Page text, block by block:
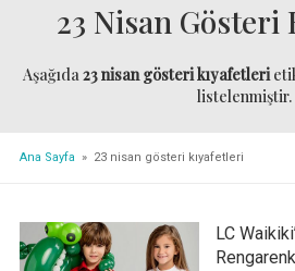
23 Nisan Gösteri
Aşağıda23 nisan gösteri kıyafetleri
listelenmiştir.
Ana Sayfa » 23 nisan gösteri kıyafetleri
LC